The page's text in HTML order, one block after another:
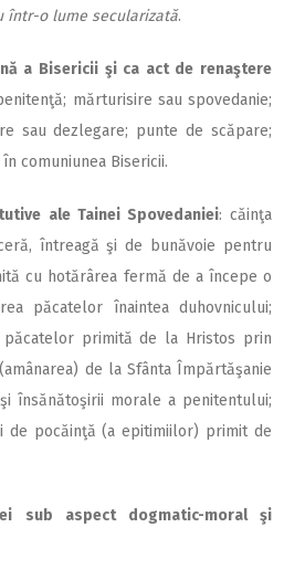
într-o lume secularizată.
a Bi­se­ri­cii şi ca act de renaştere
măr­tu­risire sau spovedanie;
sau dezlegare; punte de scăpare;
comuniunea Bi­se­ricii.
ale Tainei Spovedaniei: căinţa
întreagă şi de bunăvoie pentru
cu hotărârea fer­mă de a începe o
păcatelor înaintea duhovnicului;
păcatelor primită de la Hristos prin
de la Sfânta Îm­păr­tăşanie
însănătoşirii morale a peni­ten­tului;
de pocăinţă (a epitimiilor) primit de
sub aspect dogmatic-moral şi